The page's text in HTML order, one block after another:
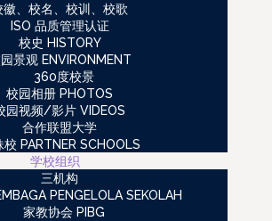
徽、校名、校训、校歌
ISO 品质管理认证
校史 HISTORY
景观 ENVIRONMENT
360度校景
校园相册 PHOTOS
园视频/影片 VIDEOS
合作联盟大学
校 PARTNER SCHOOLS
学校组织
三机构
PENGELOLA SEKOLAH
家教协会 PIBG